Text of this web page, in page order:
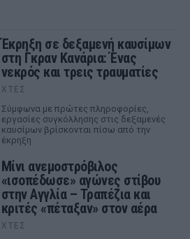
Έκρηξη σε δεξαμενή καυσίμων
στη Γκραν Κανάρια: Ένας
νεκρός και τρεις τραυματίες
ΧΤΕΣ
Σύμφωνα με πρώτες πληροφορίες,
εργασίες συγκόλλησης στις δεξαμενές
καυσίμων βρίσκονται πίσω από την
έκρηξη
Μίνι ανεμοστρόβιλος
«ισοπέδωσε» αγώνες στίβου
στην Αγγλία – Τραπέζια και
κριτές «πέταξαν» στον αέρα
ΧΤΕΣ